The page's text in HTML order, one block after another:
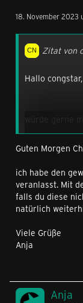
18. November 2023
Zitat von
Hallo congstar,
würde gerne
Flat M Flex mit GB+ 44 GB (Black
Rabatt
Aktuell
monatliche
Zudem hätte
Der neue
Vielen Dank!
Guten Morgen
ich habe den
veranlasst. Mit
falls du diese
natürlich
Viele Grüße
Anja
Anja